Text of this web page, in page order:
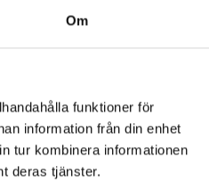
Om
funktioner för
information från din enhet
tur kombinera informationen
deras tjänster.